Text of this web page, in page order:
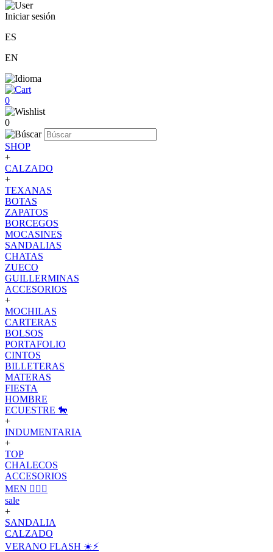
Iniciar sesión
ES
EN
0
0
SHOP
+
CALZADO
+
TEXANAS
BOTAS
ZAPATOS
BORCEGOS
MOCASINES
SANDALIAS
CHATAS
ZUECO
GUILLERMINAS
ACCESORIOS
+
MOCHILAS
CARTERAS
BOLSOS
PORTAFOLIO
CINTOS
BILLETERAS
MATERAS
FIESTA
HOMBRE
ECUESTRE 🐎
+
INDUMENTARIA
+
TOP
CHALECOS
ACCESORIOS
MEN 🙋🏽‍♂️
sale
+
SANDALIA
CALZADO
VERANO FLASH ☀️⚡️